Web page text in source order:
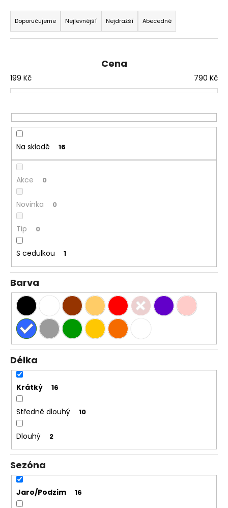
Ř
a
z
í
p
o
d
u
k
ů
Doporučujeme Nejlevnější Nejdražší Abecedně
Cena
199 Kč 790 Kč
Na skladě 16
Akce 0
Novinka 0
Tip 0
S cedulkou 1
Barva
Délka
Krátký 16
Středně dlouhý 10
Dlouhý 2
Sezóna
Jaro/Podzim 16
t